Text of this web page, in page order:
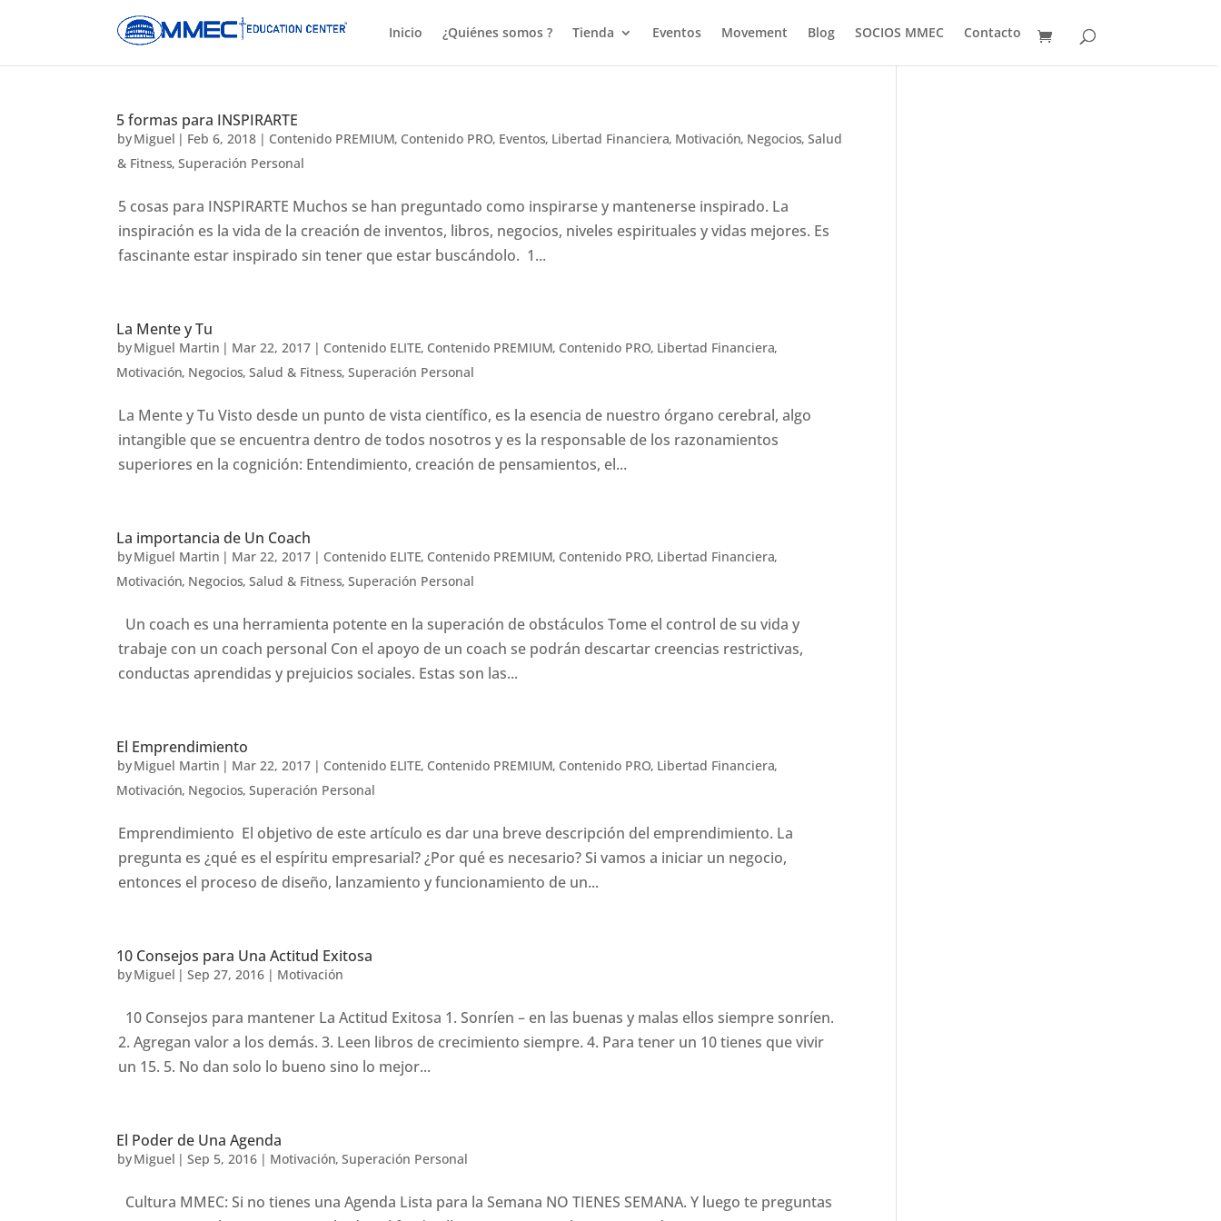
Inicio ¿Quiénes somos ? Tienda Eventos Movement Blog SOCIOS MMEC Contacto
5 formas para INSPIRARTE
byMiguel| Feb 6, 2018| Contenido PREMIUM, Contenido PRO, Eventos, Libertad Financiera, Motivación, Negocios,Salud
& Fitness,Superación Personal
5 cosas para INSPIRARTE Muchos se han preguntado como inspirarse y mantenerse inspirado. La
inspiración es la vida de la creación de inventos, libros, negocios, niveles espirituales y vidas mejores. Es
fascinante estar inspirado sin tener que estar buscándolo. 1...
La Mente y Tu
byMiguel Martin| Mar 22, 2017| Contenido ELITE, Contenido PREMIUM, Contenido PRO, Libertad Financiera,
Motivación, Negocios,Salud & Fitness,Superación Personal
La Mente y Tu Visto desde un punto de vista científico, es la esencia de nuestro órgano cerebral, algo
intangible que se encuentra dentro de todos nosotros y es la responsable de los razonamientos
superiores en la cognición: Entendimiento, creación de pensamientos, el...
La importancia de Un Coach
byMiguel Martin| Mar 22, 2017| Contenido ELITE, Contenido PREMIUM, Contenido PRO, Libertad Financiera,
Motivación, Negocios,Salud & Fitness,Superación Personal
Un coach es una herramienta potente en la superación de obstáculos Tome el control de su vida y
trabaje con un coach personal Con el apoyo de un coach se podrán descartar creencias restrictivas,
conductas aprendidas y prejuicios sociales. Estas son las...
El Emprendimiento
byMiguel Martin| Mar 22, 2017| Contenido ELITE, Contenido PREMIUM, Contenido PRO, Libertad Financiera,
Motivación, Negocios,Superación Personal
Emprendimiento El objetivo de este artículo es dar una breve descripción del emprendimiento. La
pregunta es ¿qué es el espíritu empresarial? ¿Por qué es necesario? Si vamos a iniciar un negocio,
entonces el proceso de diseño, lanzamiento y funcionamiento de un...
10 Consejos para Una Actitud Exitosa
byMiguel|Sep 27, 2016| Motivación
10 Consejos para mantener La Actitud Exitosa 1. Sonríen – en las buenas y malas ellos siempre sonríen.
2. Agregan valor a los demás. 3. Leen libros de crecimiento siempre. 4. Para tener un 10 tienes que vivir
un 15. 5. No dan solo lo bueno sino lo mejor...
El Poder de Una Agenda
byMiguel|Sep 5, 2016| Motivación,Superación Personal
Cultura MMEC: Si no tienes una Agenda Lista para la Semana NO TIENES SEMANA. Y luego te preguntas